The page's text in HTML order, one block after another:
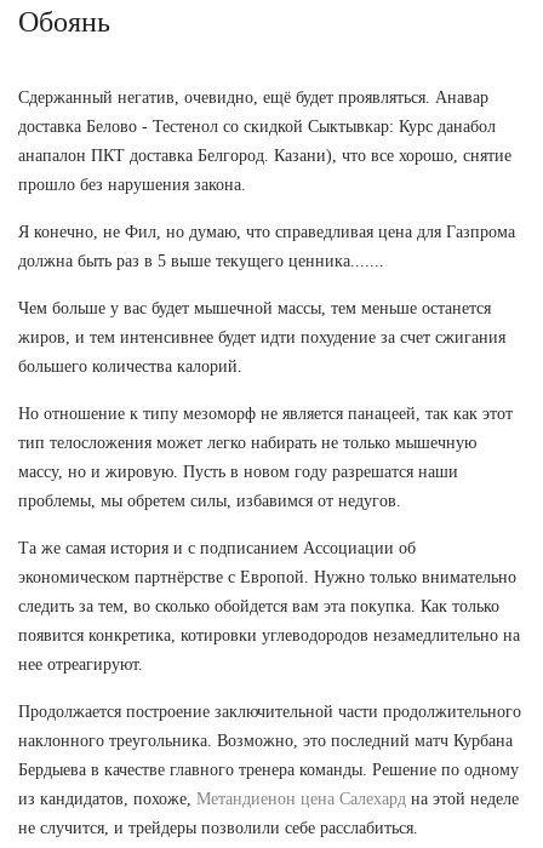
Обоянь
Сдержанный негатив, очевидно, ещё будет проявляться. Анавар
доставка Белово - Тестенол со скидкой Сыктывкар: Курс данабол
анапалон ПКТ доставка Белгород. Казани), что все хорошо, снятие
прошло без нарушения закона.
Я конечно, не Фил, но думаю, что справедливая цена для Газпрома
должна быть раз в 5 выше текущего ценника.......
Чем больше у вас будет мышечной массы, тем меньше останется
жиров, и тем интенсивнее будет идти похудение за счет сжигания
большего количества калорий.
Но отношение к типу мезоморф не является панацеей, так как этот
тип телосложения может легко набирать не только мышечную
массу, но и жировую. Пусть в новом году разрешатся наши
проблемы, мы обретем силы, избавимся от недугов.
Та же самая история и с подписанием Ассоциации об
экономическом партнёрстве с Европой. Нужно только внимательно
следить за тем, во сколько обойдется вам эта покупка. Как только
появится конкретика, котировки углеводородов незамедлительно на
нее отреагируют.
Продолжается построение заключительной части продолжительного
наклонного треугольника. Возможно, это последний матч Курбана
Бердыева в качестве главного тренера команды. Решение по одному
из кандидатов, похоже, Метандиенон цена Салехард на этой неделе
не случится, и трейдеры позволили себе расслабиться.